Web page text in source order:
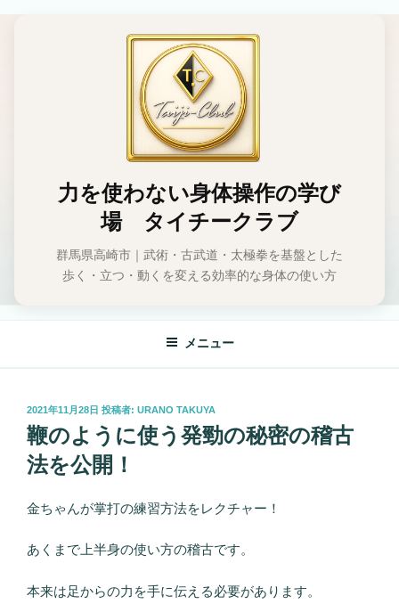
力を使わない身体操作の学び
場 タイチークラブ
群馬県高崎市｜武術・古武道・太極拳を基盤とした
歩く・立つ・動くを変える効率的な身体の使い方
メニュー
投
稿
日:
2021年11月28日 投稿者: URANO TAKUYA
鞭のように使う発勁の秘密の稽古
法を公開！
金ちゃんが掌打の練習方法をレクチャー！
あくまで上半身の使い方の稽古です。
本来は足からの力を手に伝える必要があります。